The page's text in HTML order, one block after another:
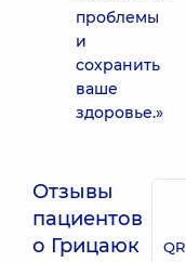
проблемы
и
сохранить
ваше
здоровье.»
Отзывы
пациентов
о Грицаюк
QR